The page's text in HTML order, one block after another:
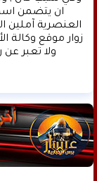
ولا تعبر